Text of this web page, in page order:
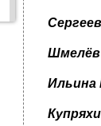
Ильина